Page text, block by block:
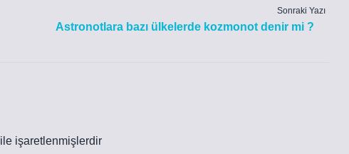
Sonraki Yazı
Astronotlara bazı ülkelerde kozmonot denir mi ?
ile işaretlenmişlerdir